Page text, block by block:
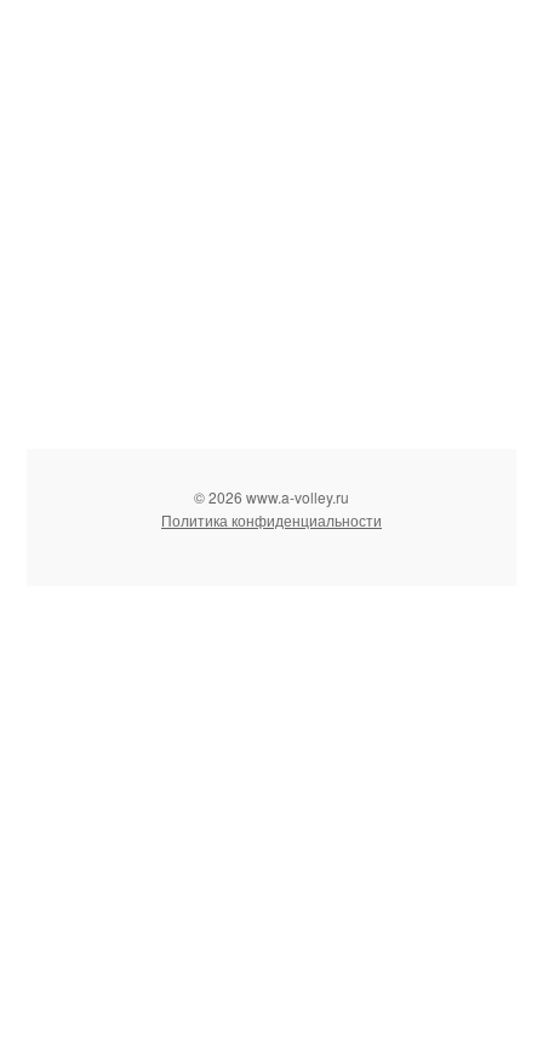
© 2026 www.a-volley.ru
Политика конфиденциальности